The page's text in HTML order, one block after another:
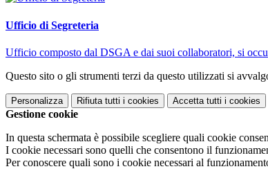
Ufficio di Segreteria
Ufficio composto dal DSGA e dai suoi collaboratori, si
Questo sito o gli strumenti terzi da questo utilizzati si
Personalizza Rifiuta tutti i cookies Accetta tutti i cookies
Gestione cookie
In questa schermata è possibile scegliere quali cookie
I cookie necessari sono quelli che consentono il
Per conoscere quali sono i cookie necessari al